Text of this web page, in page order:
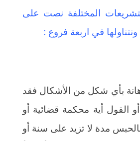
المختلفة نصت على
في اربعة فروع :
بأي شكل من الأشكال فقد
القول أية محكمة قضائية أو
مدة لا تزيد على سنة أو